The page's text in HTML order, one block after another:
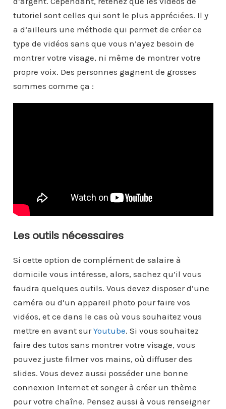
tutoriel sont celles qui sont le plus appréciées. Il y
a d’ailleurs une méthode qui permet de créer ce
type de vidéos sans que vous n’ayez besoin de
montrer votre visage, ni même de montrer votre
propre voix. Des personnes gagnent de grosses
sommes comme ça :
Les outils nécessaires
Si cette option de complément de salaire à
domicile vous intéresse, alors, sachez qu’il vous
faudra quelques outils. Vous devez disposer d’une
caméra ou d’un appareil photo pour faire vos
vidéos, et ce dans le cas où vous souhaitez vous
mettre en avant surYoutube. Si vous souhaitez
faire des tutos sans montrer votre visage, vous
pouvez juste filmer vos mains, où diffuser des
slides. Vous devez aussi posséder une bonne
connexion Internet et songer à créer un thème
pour votre chaîne. Pensez aussi à vous renseigner